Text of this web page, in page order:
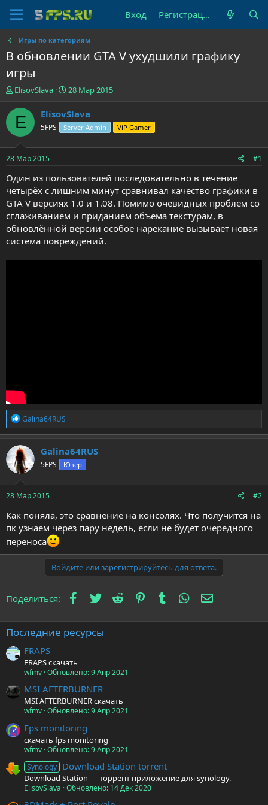
Вход Регистрация
Игры по категориям
В обновлении GTA V ухудшили графику
игры
А
т
о
р
е
м
ы
ElisovSlava
Д
т
а
н
л
28 Мар 2015
E ElisovSlava
5FPS Server Admin ViP Gamer
28 Мар 2015 #1
Один из пользователей последовательно в течение
четырёх с лишним минут сравнивал качество графики в
GTA V версиях 1.0 и 1.08. Помимо очевидных проблем со
сглаживанием и приданием объёма текстурам, в
обновлённой версии особое нарекание вызывает новая
система повреждений.
Р
е
а
к
ц
и
и
:
Galina64RUS
Galina64RUS
5FPS Юзер
28 Мар 2015 #2
Как поняла, это сравнение на консолях. Что получится на
пк узнаем через пару недель, если не будет очередного
переноса
Войдите или зарегистрируйтесь для ответа.
Поделиться: Facebook
Twitter Reddit PinterestTumblr WhatsApp
Последние ресурсы
FRAPS
FRAPS скачать
wfmv Обновлено:9 Апр 2021
MSI AFTERBURNER
MSI AFTERBURNER скачать
wfmv Обновлено:9 Апр 2021
Fps monitoring
скачать fps monitoring
wfmv Обновлено:9 Апр 2021
Synology Download Station torrent
Download Station — торрент приложение для synology.
ElisovSlava Обновлено: 14 Дек 2020